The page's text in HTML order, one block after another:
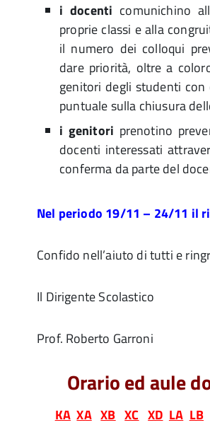
i docenti comunichino
proprie classi e alla
il numero dei colloqui
dare priorità, oltre a
genitori degli studenti con
puntuale sulla chiusura
i genitori prenotino
docenti interessati
conferma da parte del
Nel periodo 19/11 – 24/11 il
Confido nell’aiuto di tutti e
Il Dirigente Scolastico
Prof. Roberto Garroni
Orario ed aule
KA XA XB XC XD LA LB